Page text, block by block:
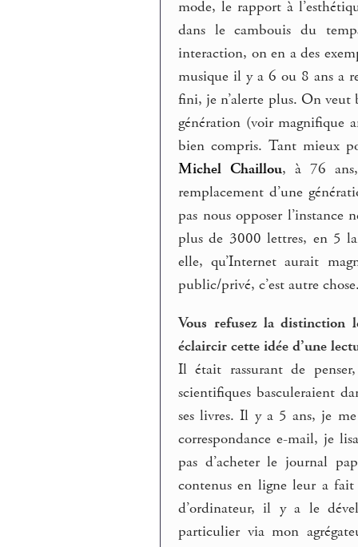
mode, le rapport à
dans le cambouis du
interaction, on en a des
musique il y a 6 ou 8 ans a
fini, je n’alerte plus. On veut
génération (voir
bien compris. Tant mieux
Michel Chaillou, à 76
remplacement d’une
pas nous opposer
plus de 3000 lettres, en 5
elle, qu’Internet aurait
public/privé, c’est autre
Vous refusez la distinction
éclaircir cette idée d’une
Il était rassurant de
scientifiques basculeraient
ses livres. Il y a 5 ans, je
correspondance e-mail, je
pas d’acheter le journal
contenus en ligne leur a
d’ordinateur, il y a le
particulier via mon